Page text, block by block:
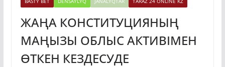
ЖАҢА КОНСТИТУЦИЯНЫҢ
МАҢЫЗЫ ОБЛЫС АКТИВІМЕН
ӨТКЕН КЕЗДЕСУДЕ